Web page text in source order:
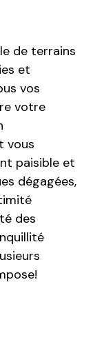
de terrains
et
vos
votre
vous
paisible et
dégagées,
des